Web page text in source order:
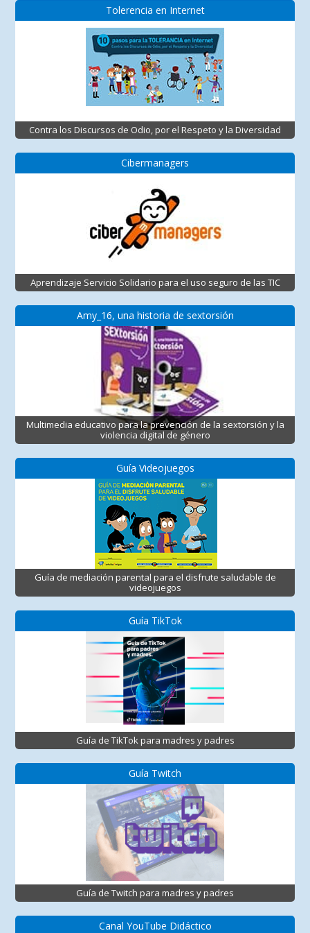
Tolerencia en Internet
Contra los Discursos de Odio, por el Respeto y la Diversidad
Cibermanagers
Aprendizaje Servicio Solidario para el uso seguro de las TIC
Amy_16, una historia de sextorsión
Multimedia educativo para la prevención de la sextorsión y la
violencia digital de género
Guía Videojuegos
Guía de mediación parental para el disfrute saludable de
videojuegos
Guía TikTok
Guía de TikTok para madres y padres
Guía Twitch
Guía de Twitch para madres y padres
Canal YouTube Didáctico